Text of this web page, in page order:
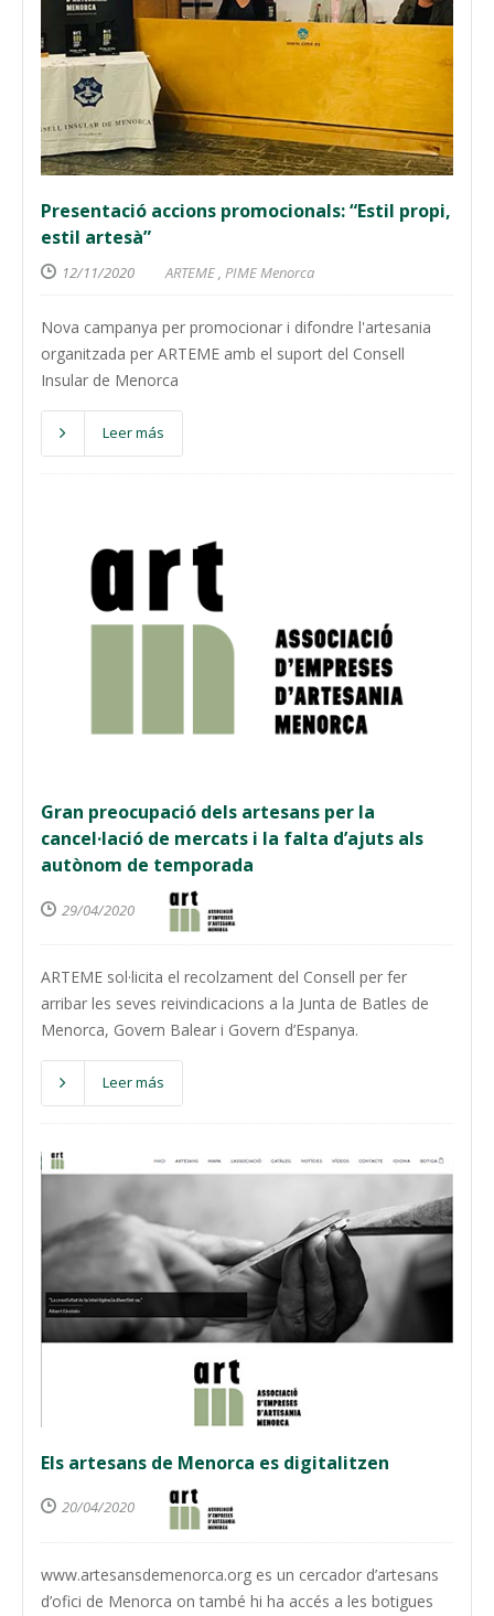
Presentació accions promocionals: “Estil propi,
estil artesà”
12/11/2020 ARTEME, PIME Menorca
Nova campanya per promocionar i difondre l'artesania
organitzada per ARTEME amb el suport del Consell
Insular de Menorca
Leer más
Gran preocupació dels artesans per la
cancel·lació de mercats i la falta d’ajuts als
autònom de temporada
29/04/2020
ARTEME sol·licita el recolzament del Consell per fer
arribar les seves reivindicacions a la Junta de Batles de
Menorca, Govern Balear i Govern d’Espanya.
Leer más
Els artesans de Menorca es digitalitzen
20/04/2020
www.artesansdemenorca.org es un cercador d’artesans
d’ofici de Menorca on també hi ha accés a les botigues